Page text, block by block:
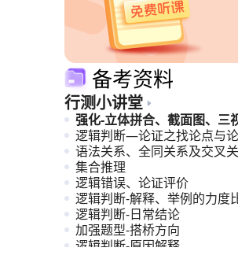
备考资料
行测小讲堂
强化-立体拼合、截面图、三
逻辑判断—论证之找论点与
语法关系、全同关系及交叉
集合推理
逻辑错误、论证评价
逻辑判断-解释、举例的力度
逻辑判断-日常结论
加强题型-搭桥方向
逻辑判断-原因解释